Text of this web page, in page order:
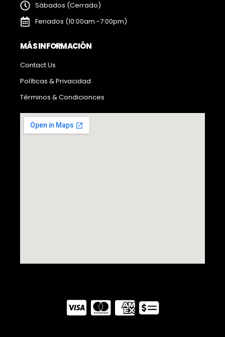
Sábados (Cerrado)
Feriados (10:00am -7:00pm)
MÁS INFORMACIÓN
Contact Us
Políticas & Privacidad
Términos & Condicionces